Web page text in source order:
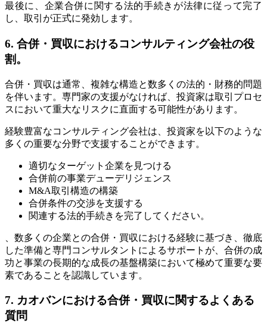
最後に、企業合併に関する法的手続きが法律に従って完了
し、取引が正式に発効します。
6. 合併・買収におけるコンサルティング会社の役
割。
合併・買収は通常、複雑な構造と数多くの法的・財務的問題
を伴います。専門家の支援がなければ、投資家は取引プロセ
スにおいて重大なリスクに直面する可能性があります。
経験豊富なコンサルティング会社は、投資家を以下のような
多くの重要な分野で支援することができます。
適切なターゲット企業を見つける
合併前の事業デューデリジェンス
M&A取引構造の構築
合併条件の交渉を支援する
関連する法的手続きを完了してください。
、数多くの企業との合併・買収における経験に基づき、徹底
した準備と専門コンサルタントによるサポートが、合併の成
功と事業の長期的な成長の基盤構築において極めて重要な要
素であることを認識しています。
7. カオバンにおける合併・買収に関するよくある
質問